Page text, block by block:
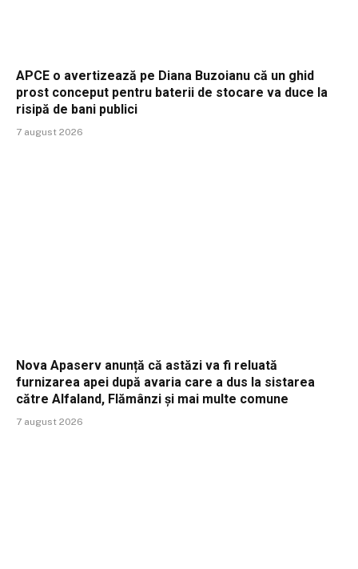
APCE o avertizează pe Diana Buzoianu că un ghid
prost conceput pentru baterii de stocare va duce la
risipă de bani publici
7 august 2026
Nova Apaserv anunță că astăzi va fi reluată
furnizarea apei după avaria care a dus la sistarea
către Alfaland, Flămânzi și mai multe comune
7 august 2026